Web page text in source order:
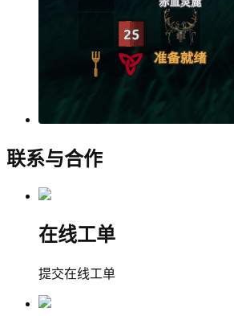
联系与合作
在线工单
提交在线工单